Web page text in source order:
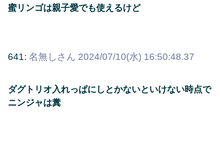
蜜リンゴは親子愛でも使えるけど
641: 名無しさん 2024/07/10(水) 16:50:48.37
ダグトリオ入れっぱにしとかないといけない時点で
ニンジャは糞